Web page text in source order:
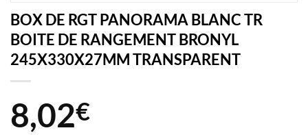
BOX DE RGT PANORAMA BLANC TR
BOITE DE RANGEMENT BRONYL
245X330X27MM TRANSPARENT
8,02€